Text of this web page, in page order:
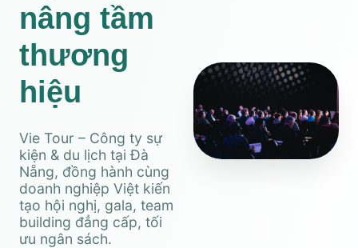
nâng tầm
thương
hiệu
Vie Tour – Công ty sự
kiện & du lịch tại Đà
Nẵng, đồng hành cùng
doanh nghiệp Việt kiến
tạo hội nghị, gala, team
building đẳng cấp, tối
ưu ngân sách.